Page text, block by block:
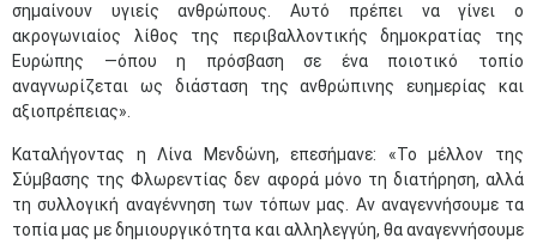
σημαίνουν υγιείς ανθρώπους. Αυτό πρέπει να γίνει ο
ακρογωνιαίος λίθος της περιβαλλοντικής δημοκρατίας της
Ευρώπης —όπου η πρόσβαση σε ένα ποιοτικό τοπίο
αναγνωρίζεται ως διάσταση της ανθρώπινης ευημερίας και
αξιοπρέπειας».
Καταλήγοντας η Λίνα Μενδώνη, επεσήμανε: «Το μέλλον της
Σύμβασης της Φλωρεντίας δεν αφορά μόνο τη διατήρηση, αλλά
τη συλλογική αναγέννηση των τόπων μας. Αν αναγεννήσουμε τα
τοπία μας με δημιουργικότητα και αλληλεγγύη, θα αναγεννήσουμε